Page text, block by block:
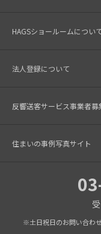
HAGSショールームについ
法人登録について
反響送客サービス事業者募
住まいの事例写真サイト
※土日祝日のお問い合わ